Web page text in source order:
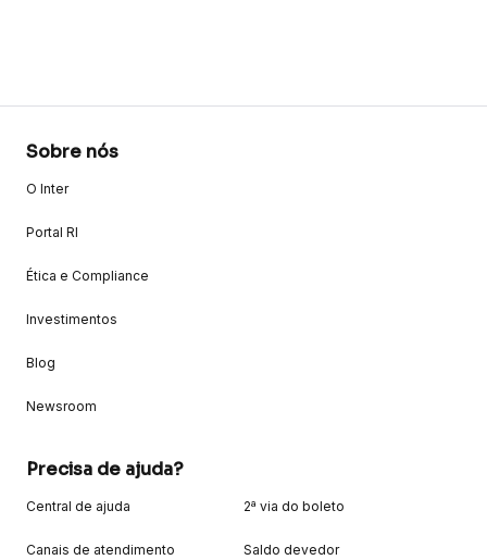
Sobre nós
O Inter
Portal RI
Ética e Compliance
Investimentos
Blog
Newsroom
Precisa de ajuda?
Central de ajuda
Canais de atendimento
2ª via do boleto
Saldo devedor